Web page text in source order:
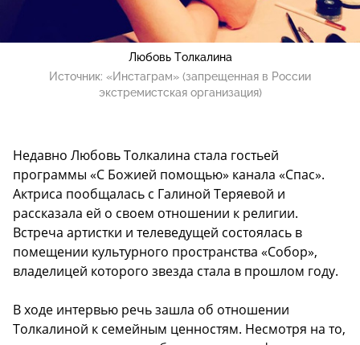
Любовь Толкалина
Источник: «Инстаграм» (запрещенная в России
экстремистская организация)
Недавно Любовь Толкалина стала гостьей
программы «С Божией помощью» канала «Спас».
Актриса пообщалась с Галиной Теряевой и
рассказала ей о своем отношении к религии.
Встреча артистки и телеведущей состоялась в
помещении культурного пространства «Собор»,
владелицей которого звезда стала в прошлом году.
В ходе интервью речь зашла об отношении
Толкалиной к семейным ценностям. Несмотря на то,